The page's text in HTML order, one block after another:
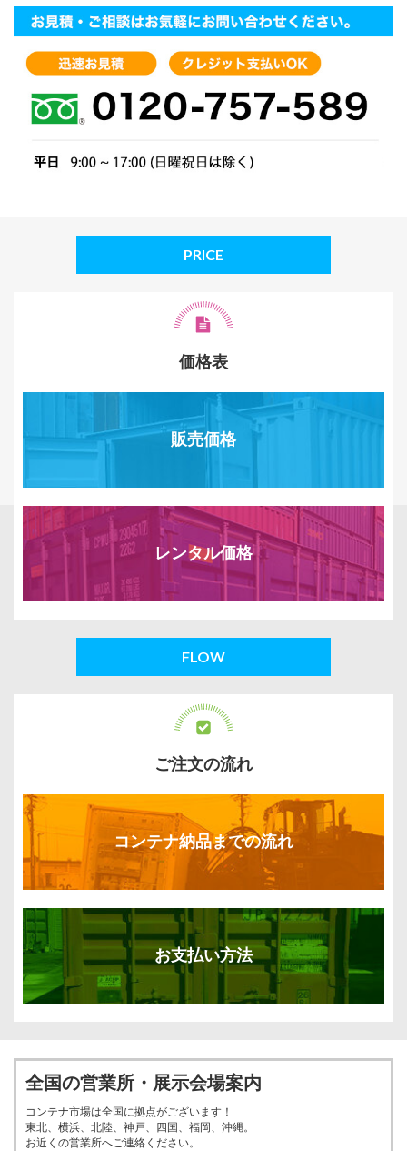
PRICE
価格表
販売価格
レンタル価格
FLOW
ご注文の流れ
コンテナ納品までの流れ
お支払い方法
全国の営業所・展示会場案内
コンテナ市場は全国に拠点がございます！
東北、横浜、北陸、神戸、四国、福岡、沖縄。
お近くの営業所へご連絡ください。